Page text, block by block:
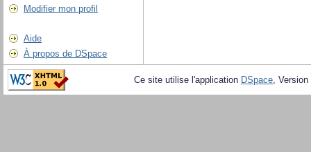
Modifier mon profil
Aide
À propos de DSpace
Ce site utilise l'application DSpace,